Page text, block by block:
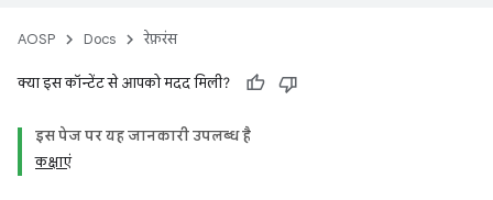
AOSP Docs रेफ़रंस
क्या इस कॉन्टेंट से आपको मदद मिली?
इस पेज पर, यह जानकारी उपलब्ध है
कक्षाएं